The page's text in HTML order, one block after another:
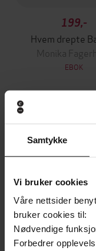
Samtykke
Vi bruker cookies
Våre nettsider
bruker cookies til:
Nødvendige
Forbedrer
199,-
Hvem drepte
Monika
EBOK
Andre har